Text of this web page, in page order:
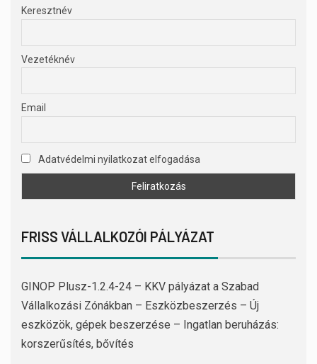
Keresztnév
Vezetéknév
Email
Adatvédelmi nyilatkozat elfogadása
FRISS VÁLLALKOZÓI PÁLYÁZAT
GINOP Plusz-1.2.4-24 – KKV pályázat a Szabad
Vállalkozási Zónákban – Eszközbeszerzés – Új
eszközök, gépek beszerzése – Ingatlan beruházás:
korszerűsítés, bővítés